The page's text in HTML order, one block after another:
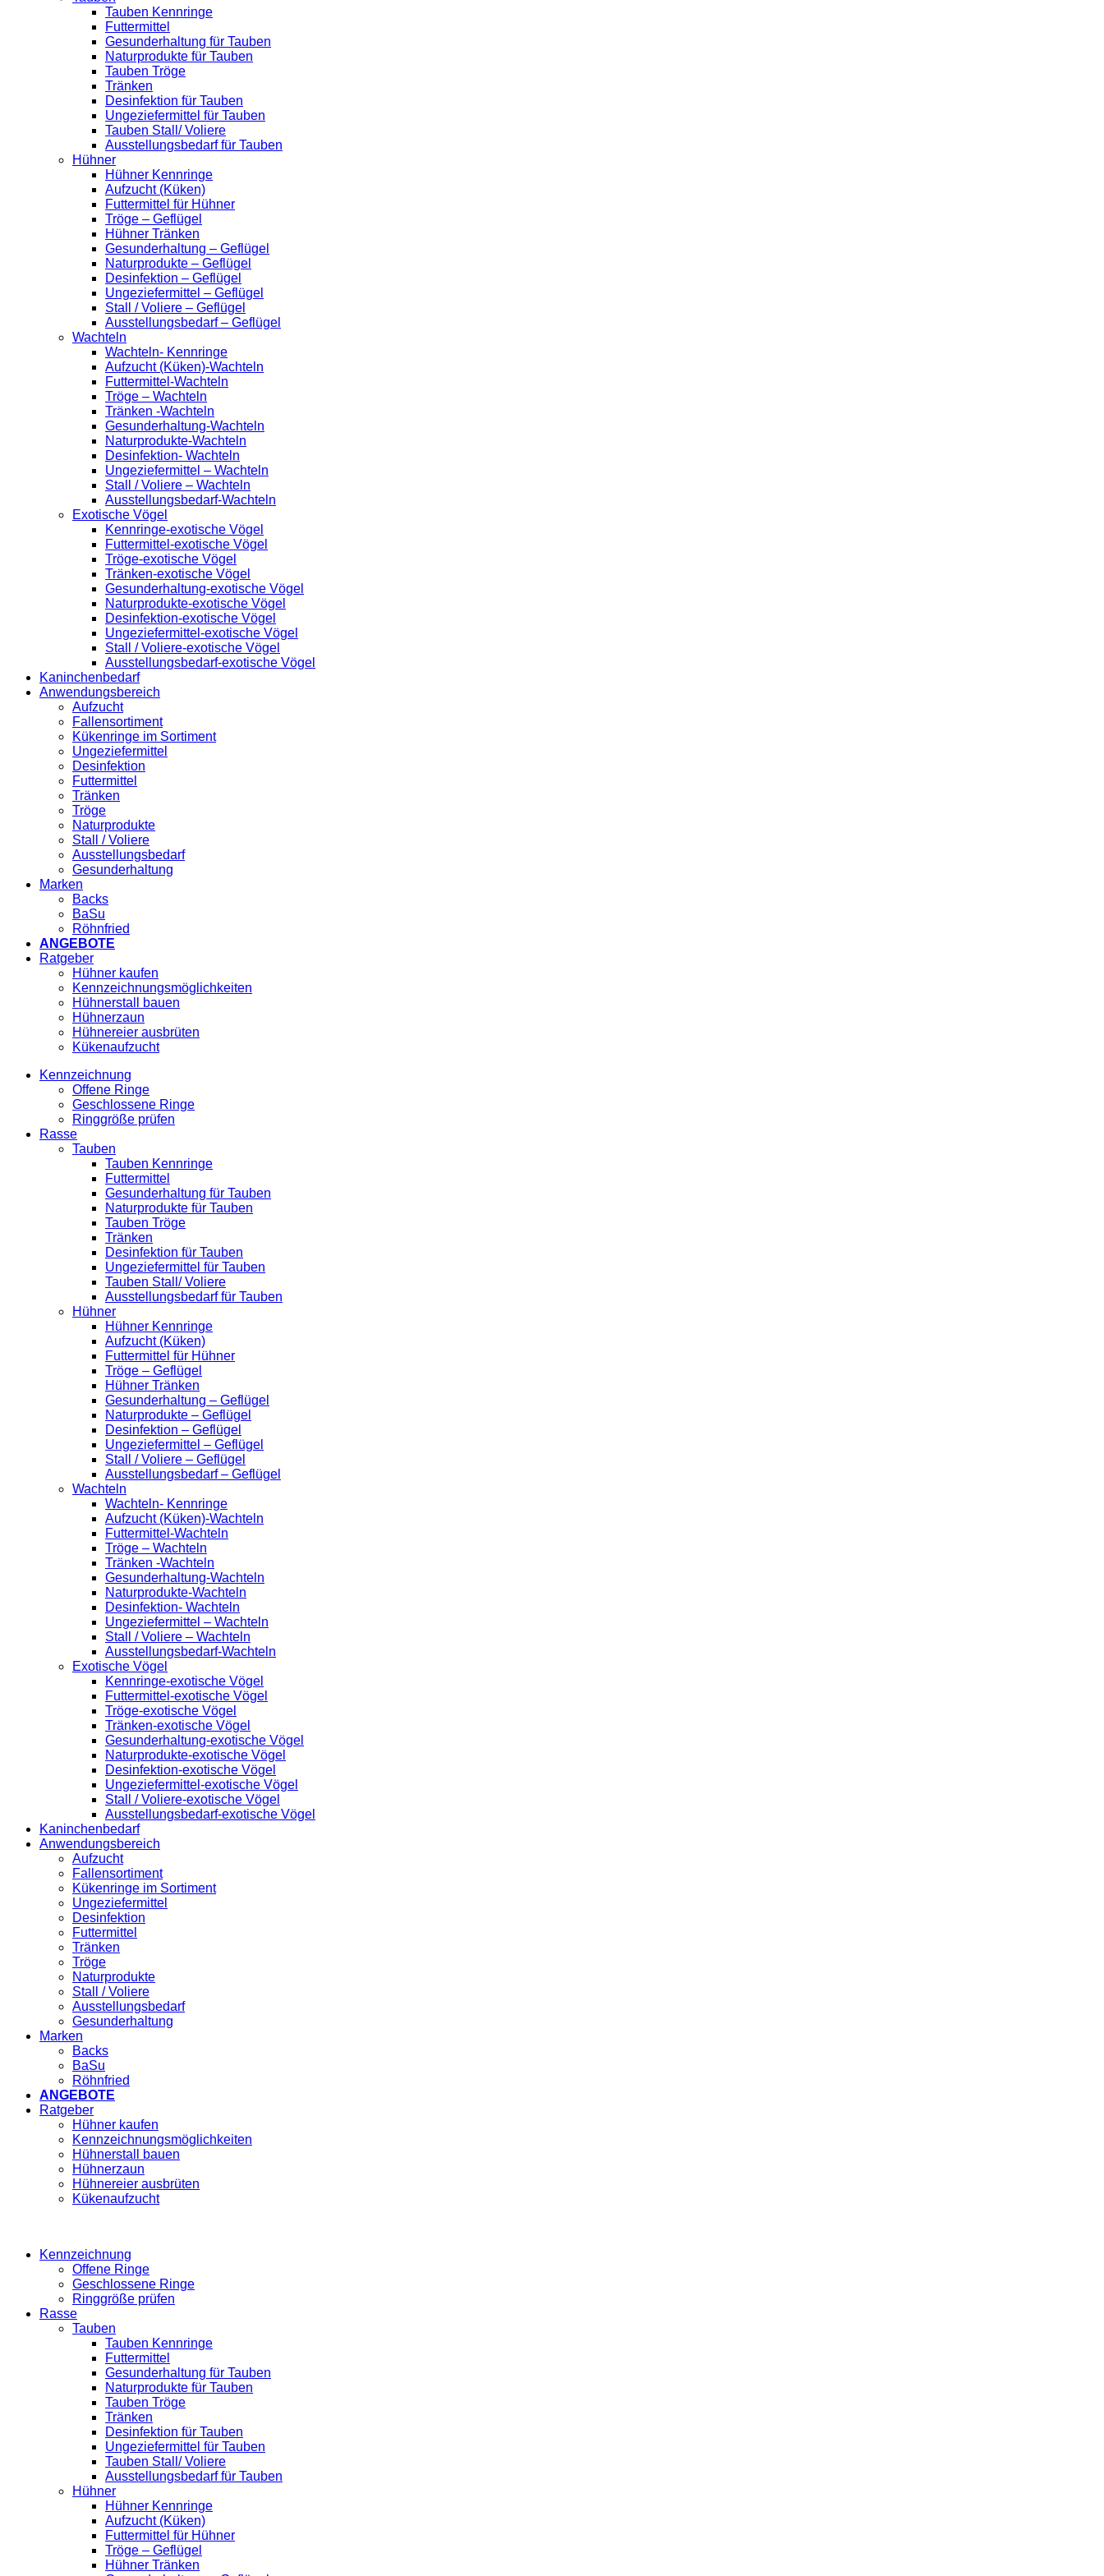
Tauben Kennringe
Futtermittel
Gesunderhaltung für Tauben
Naturprodukte für Tauben
Tauben Tröge
Tränken
Desinfektion für Tauben
Ungeziefermittel für Tauben
Tauben Stall/ Voliere
Ausstellungsbedarf für Tauben
Hühner
Hühner Kennringe
Aufzucht (Küken)
Futtermittel für Hühner
Tröge – Geflügel
Hühner Tränken
Gesunderhaltung – Geflügel
Naturprodukte – Geflügel
Desinfektion – Geflügel
Ungeziefermittel – Geflügel
Stall / Voliere – Geflügel
Ausstellungsbedarf – Geflügel
Wachteln
Wachteln- Kennringe
Aufzucht (Küken)-Wachteln
Futtermittel-Wachteln
Tröge – Wachteln
Tränken -Wachteln
Gesunderhaltung-Wachteln
Naturprodukte-Wachteln
Desinfektion- Wachteln
Ungeziefermittel – Wachteln
Stall / Voliere – Wachteln
Ausstellungsbedarf-Wachteln
Exotische Vögel
Kennringe-exotische Vögel
Futtermittel-exotische Vögel
Tröge-exotische Vögel
Tränken-exotische Vögel
Gesunderhaltung-exotische Vögel
Naturprodukte-exotische Vögel
Desinfektion-exotische Vögel
Ungeziefermittel-exotische Vögel
Stall / Voliere-exotische Vögel
Ausstellungsbedarf-exotische Vögel
Kaninchenbedarf
Anwendungsbereich
Aufzucht
Fallensortiment
Kükenringe im Sortiment
Ungeziefermittel
Desinfektion
Futtermittel
Tränken
Tröge
Naturprodukte
Stall / Voliere
Ausstellungsbedarf
Gesunderhaltung
Marken
Backs
BaSu
Röhnfried
ANGEBOTE
Ratgeber
Hühner kaufen
Kennzeichnungsmöglichkeiten
Hühnerstall bauen
Hühnerzaun
Hühnereier ausbrüten
Kükenaufzucht
Kennzeichnung
Offene Ringe
Geschlossene Ringe
Ringgröße prüfen
Rasse
Tauben
Tauben Kennringe
Futtermittel
Gesunderhaltung für Tauben
Naturprodukte für Tauben
Tauben Tröge
Tränken
Desinfektion für Tauben
Ungeziefermittel für Tauben
Tauben Stall/ Voliere
Ausstellungsbedarf für Tauben
Hühner
Hühner Kennringe
Aufzucht (Küken)
Futtermittel für Hühner
Tröge – Geflügel
Hühner Tränken
Gesunderhaltung – Geflügel
Naturprodukte – Geflügel
Desinfektion – Geflügel
Ungeziefermittel – Geflügel
Stall / Voliere – Geflügel
Ausstellungsbedarf – Geflügel
Wachteln
Wachteln- Kennringe
Aufzucht (Küken)-Wachteln
Futtermittel-Wachteln
Tröge – Wachteln
Tränken -Wachteln
Gesunderhaltung-Wachteln
Naturprodukte-Wachteln
Desinfektion- Wachteln
Ungeziefermittel – Wachteln
Stall / Voliere – Wachteln
Ausstellungsbedarf-Wachteln
Exotische Vögel
Kennringe-exotische Vögel
Futtermittel-exotische Vögel
Tröge-exotische Vögel
Tränken-exotische Vögel
Gesunderhaltung-exotische Vögel
Naturprodukte-exotische Vögel
Desinfektion-exotische Vögel
Ungeziefermittel-exotische Vögel
Stall / Voliere-exotische Vögel
Ausstellungsbedarf-exotische Vögel
Kaninchenbedarf
Anwendungsbereich
Aufzucht
Fallensortiment
Kükenringe im Sortiment
Ungeziefermittel
Desinfektion
Futtermittel
Tränken
Tröge
Naturprodukte
Stall / Voliere
Ausstellungsbedarf
Gesunderhaltung
Marken
Backs
BaSu
Röhnfried
ANGEBOTE
Ratgeber
Hühner kaufen
Kennzeichnungsmöglichkeiten
Hühnerstall bauen
Hühnerzaun
Hühnereier ausbrüten
Kükenaufzucht
Kennzeichnung
Offene Ringe
Geschlossene Ringe
Ringgröße prüfen
Rasse
Tauben
Tauben Kennringe
Futtermittel
Gesunderhaltung für Tauben
Naturprodukte für Tauben
Tauben Tröge
Tränken
Desinfektion für Tauben
Ungeziefermittel für Tauben
Tauben Stall/ Voliere
Ausstellungsbedarf für Tauben
Hühner
Hühner Kennringe
Aufzucht (Küken)
Futtermittel für Hühner
Tröge – Geflügel
Hühner Tränken